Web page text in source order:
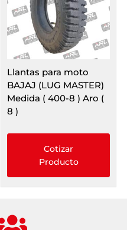
Llantas para moto
BAJAJ (LUG MASTER)
Medida ( 400-8 ) Aro (
8 )
Cotizar
Producto